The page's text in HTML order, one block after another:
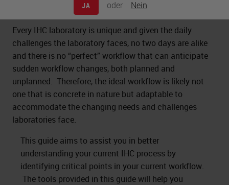
JA oder Nein
Every IHC laboratory is unique and given the daily
challenges the laboratory faces, no two days are alike
and there is no “perfect” workflow that can anticipate
sudden workflow changes, both planned and
unplanned. Therefore, the ideal workflow is likely not
one that is concrete in nature but adaptable to
accommodate the changing needs and challenges
laboratories face.
This guide aims to assist you in better
understanding your current IHC process by
identifying critical points in your current workflow.
The tools provided in this guide will help you